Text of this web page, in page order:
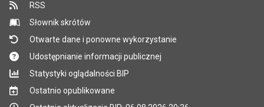
RSS
Słownik skrótów
Otwarte dane i ponowne wykorzystanie
Udostępnianie informacji publicznej
Statystyki oglądalności BIP
Ostatnio opublikowane